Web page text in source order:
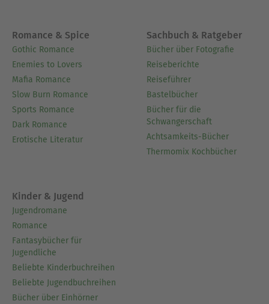
Romance & Spice
Gothic Romance
Enemies to Lovers
Mafia Romance
Slow Burn Romance
Sports Romance
Dark Romance
Erotische Literatur
Sachbuch & Ratgeber
Bücher über Fotografie
Reiseberichte
Reiseführer
Bastelbücher
Bücher für die
Schwangerschaft
Achtsamkeits-Bücher
Thermomix Kochbücher
Kinder & Jugend
Jugendromane
Romance
Fantasybücher für
Jugendliche
Beliebte Kinderbuchreihen
Beliebte Jugendbuchreihen
Bücher über Einhörner